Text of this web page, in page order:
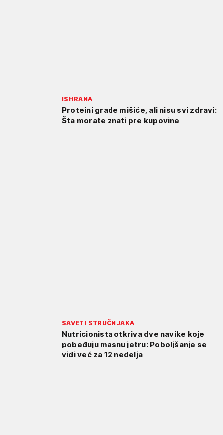
ISHRANA
Proteini grade mišiće, ali nisu svi zdravi:
Šta morate znati pre kupovine
SAVETI STRUČNJAKA
Nutricionista otkriva dve navike koje
pobeđuju masnu jetru: Poboljšanje se
vidi već za 12 nedelja